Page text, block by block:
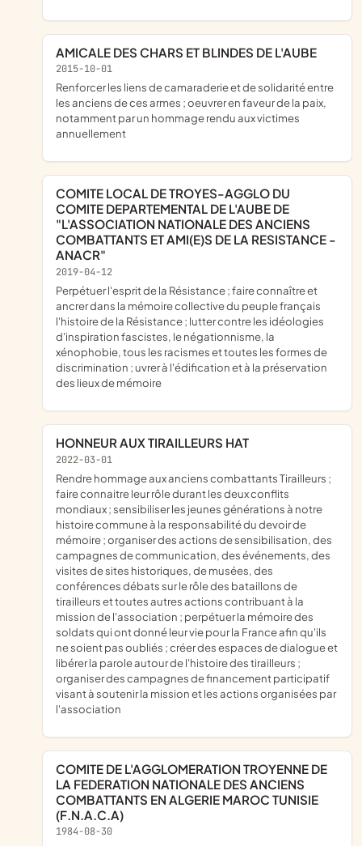
AMICALE DES CHARS ET BLINDES DE L'AUBE
2015-10-01
renforcer les liens de camaraderie et de solidarité entre
les anciens de ces armes ; oeuvrer en faveur de la paix,
notamment par un hommage rendu aux victimes
annuellement
COMITE LOCAL DE TROYES-AGGLO DU
COMITE DEPARTEMENTAL DE L'AUBE DE
"L'ASSOCIATION NATIONALE DES ANCIENS
COMBATTANTS ET AMI(E)S DE LA RESISTANCE -
ANACR"
2019-04-12
perpétuer l'esprit de la Résistance ; faire connaître et
ancrer dans la mémoire collective du peuple français
l'histoire de la Résistance ; lutter contre les idéologies
d'inspiration fascistes, le négationnisme, la
xénophobie, tous les racismes et toutes les formes de
discrimination ; uvrer à l'édification et à la préservation
des lieux de mémoire
HONNEUR AUX TIRAILLEURS HAT
2022-03-01
rendre hommage aux anciens combattants Tirailleurs ;
faire connaitre leur rôle durant les deux conflits
mondiaux ; sensibiliser les jeunes générations à notre
histoire commune à la responsabilité du devoir de
mémoire ; organiser des actions de sensibilisation, des
campagnes de communication, des événements, des
visites de sites historiques, de musées, des
conférences débats sur le rôle des bataillons de
tirailleurs et toutes autres actions contribuant à la
mission de l'association ; perpétuer la mémoire des
soldats qui ont donné leur vie pour la France afin qu'ils
ne soient pas oubliés ; créer des espaces de dialogue et
libérer la parole autour de l'histoire des tirailleurs ;
organiser des campagnes de financement participatif
visant à soutenir la mission et les actions organisées par
l'association
COMITE DE L'AGGLOMERATION TROYENNE DE
LA FEDERATION NATIONALE DES ANCIENS
COMBATTANTS EN ALGERIE MAROC TUNISIE
(F.N.A.C.A)
1984-08-30